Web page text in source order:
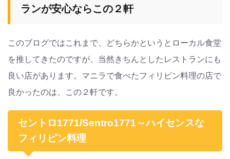
ランが安心ならこの２軒
このブログではこれまで、どちらかというとローカル食堂
を推してきたのですが、当然きちんとしたレストランにも
良い店があります。マニラで食べたフィリピン料理の店で
良かったのは、この２軒です。
セントロ1771/Sentro1771～ハイセンスな
フィリピン料理